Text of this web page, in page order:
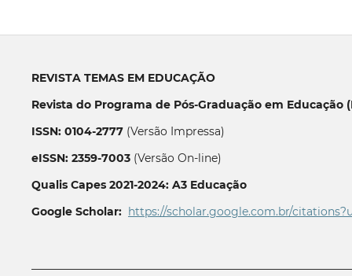
REVISTA TEMAS EM EDUCAÇÃO
Revista do Programa de Pós-Graduação em Educação
ISSN: 0104-2777(Versão Impressa)
eISSN: 2359-7003(Versão On-line)
Qualis Capes 2021-2024: A3 Educação
Google Scholar: https://scholar.google.com.br/